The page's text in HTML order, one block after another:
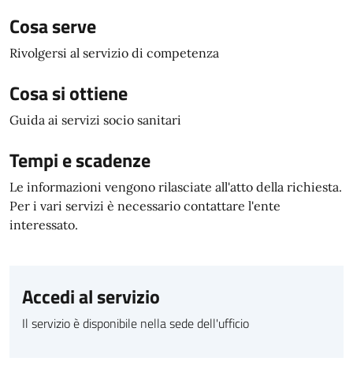
Cosa serve
Rivolgersi al servizio di competenza
Cosa si ottiene
Guida ai servizi socio sanitari
Tempi e scadenze
Le informazioni vengono rilasciate all'atto della richiesta.
Per i vari servizi è necessario contattare l'ente
interessato.
Accedi al servizio
Il servizio è disponibile nella sede dell'ufficio